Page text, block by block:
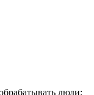
люди: